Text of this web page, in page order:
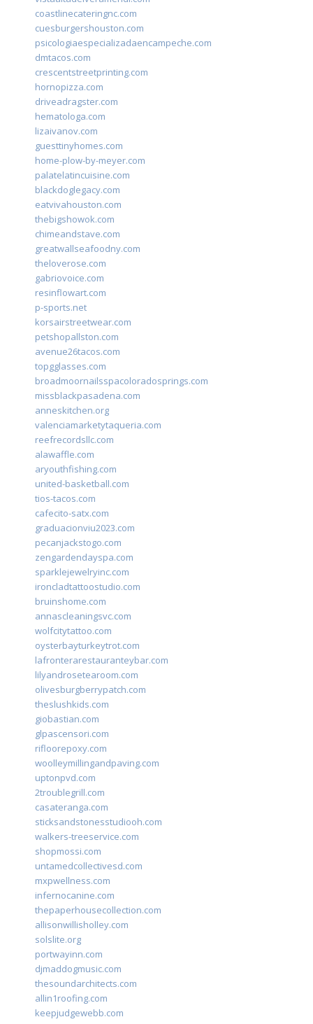
coastlinecateringnc.com
cuesburgershouston.com
psicologiaespecializadaencampeche.com
dmtacos.com
crescentstreetprinting.com
hornopizza.com
driveadragster.com
hematologa.com
lizaivanov.com
guesttinyhomes.com
home-plow-by-meyer.com
palatelatincuisine.com
blackdoglegacy.com
eatvivahouston.com
thebigshowok.com
chimeandstave.com
greatwallseafoodny.com
theloverose.com
gabriovoice.com
resinflowart.com
p-sports.net
korsairstreetwear.com
petshopallston.com
avenue26tacos.com
topgglasses.com
broadmoornailsspacoloradosprings.com
missblackpasadena.com
anneskitchen.org
valenciamarketytaqueria.com
reefrecordsllc.com
alawaffle.com
aryouthfishing.com
united-basketball.com
tios-tacos.com
cafecito-satx.com
graduacionviu2023.com
pecanjackstogo.com
zengardendayspa.com
sparklejewelryinc.com
ironcladtattoostudio.com
bruinshome.com
annascleaningsvc.com
wolfcitytattoo.com
oysterbayturkeytrot.com
lafronterarestauranteybar.com
lilyandrosetearoom.com
olivesburgberrypatch.com
theslushkids.com
giobastian.com
glpascensori.com
rifloorepoxy.com
woolleymillingandpaving.com
uptonpvd.com
2troublegrill.com
casateranga.com
sticksandstonesstudiooh.com
walkers-treeservice.com
shopmossi.com
untamedcollectivesd.com
mxpwellness.com
infernocanine.com
thepaperhousecollection.com
allisonwillisholley.com
solslite.org
portwayinn.com
djmaddogmusic.com
thesoundarchitects.com
allin1roofing.com
keepjudgewebb.com